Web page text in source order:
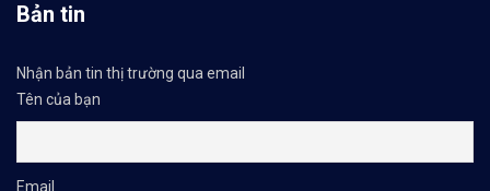
Bản tin
Nhận bản tin thị trường qua email
Tên của bạn
Email